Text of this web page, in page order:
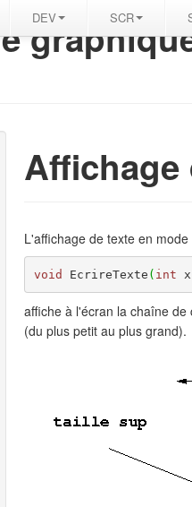
DEV SCR
Affichage
L'affichage de texte en
void EcrireTexte ( int x
affiche à l'écran la chaîne
(du plus petit au plus grand).